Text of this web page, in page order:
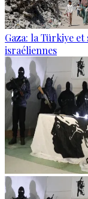
Gaza: la Türkiye
israéliennes